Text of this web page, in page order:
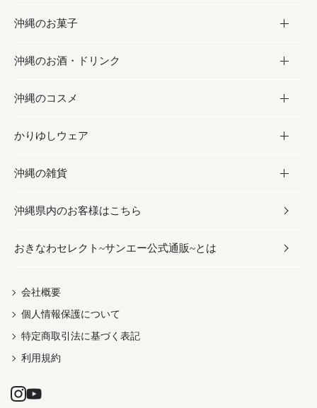
お肉
海産物
缶詰／パウチ
沖縄料理
沖縄そば／乾麺
レトルト食品
乾物／粉類
調味料
砂糖／黒砂糖
塩
お酢／ドレッシング
しょうゆ
みそ
だし／スパイス／島唐辛子
沖縄のお菓子
お菓子
黒糖
ちんすこう
伝統菓子
スナック
おつまみ
紅芋
沖縄のお酒・ドリンク
お酒・ドリンク
泡盛
ビール・チューハイ
ワイン・ウィスキー・カクテル
ドリンク
茶葉
沖縄のコスメ
コスメ
スキンケア
ボディケア
ヘアケア
UVケア
かりゆしウェア
かりゆしウェア
メンズ
レディース
沖縄の雑貨
雑貨
沖縄ファッション
伝統工芸品
沖縄県内のお客様はこちら
おきなわセレクト~サンエー公式通販~とは
会社概要
個人情報保護について
特定商取引法に基づく表記
利用規約